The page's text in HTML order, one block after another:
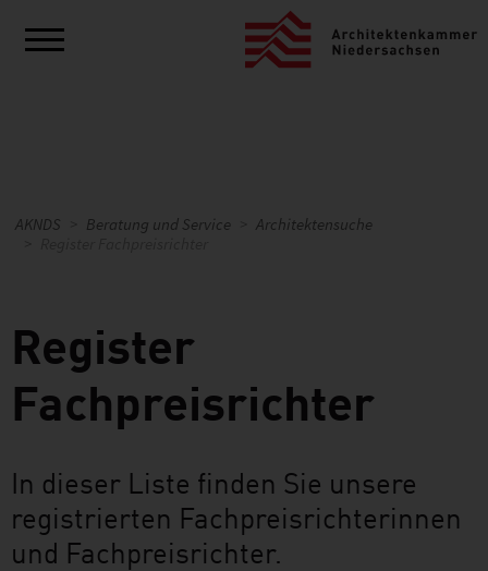
AKNDS Beratung und Service
Architektensuche
Register
Fachpreisrichter
In dieser Liste finden Sie unsere
registrierten Fachpreisrichterinnen
und Fachpreisrichter.